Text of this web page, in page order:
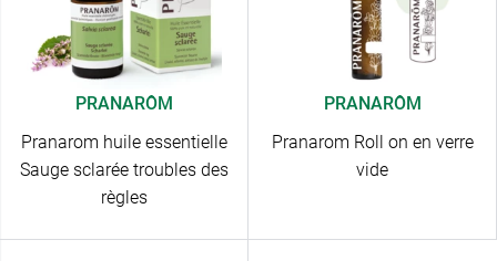
PRANARÔM
Pranarom huile essentielle
Sauge sclarée troubles des
règles
PRANARÔM
Pranarom Roll on en verre
vide